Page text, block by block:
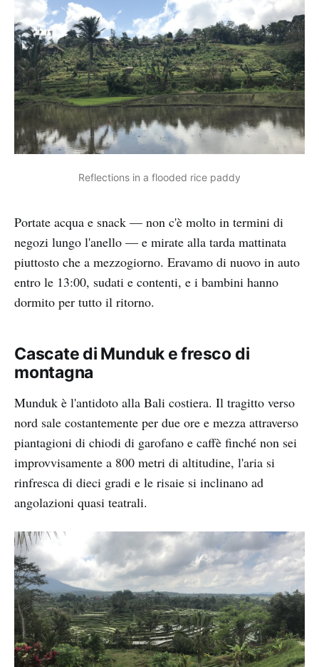
Reflections in a flooded rice paddy
Portate acqua e snack — non c'è molto in termini di
negozi lungo l'anello — e mirate alla tarda mattinata
piuttosto che a mezzogiorno. Eravamo di nuovo in auto
entro le 13:00, sudati e contenti, e i bambini hanno
dormito per tutto il ritorno.
Cascate di Munduk e fresco di
montagna
Munduk è l'antidoto alla Bali costiera. Il tragitto verso
nord sale costantemente per due ore e mezza attraverso
piantagioni di chiodi di garofano e caffè finché non sei
improvvisamente a 800 metri di altitudine, l'aria si
rinfresca di dieci gradi e le risaie si inclinano ad
angolazioni quasi teatrali.